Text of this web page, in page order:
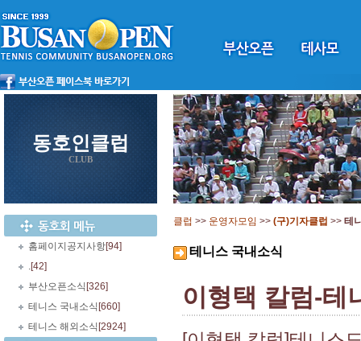
동호인클럽
CLUB
홈페이지공지사항[94]
.[42]
부산오픈소식 [326]
테니스 국내소식 [660]
테니스 해외소식 [2924]
클럽 >> 운영자모임 >> (구)기자클럽 >> 테
테니스 국내소식
이형택 칼럼-테